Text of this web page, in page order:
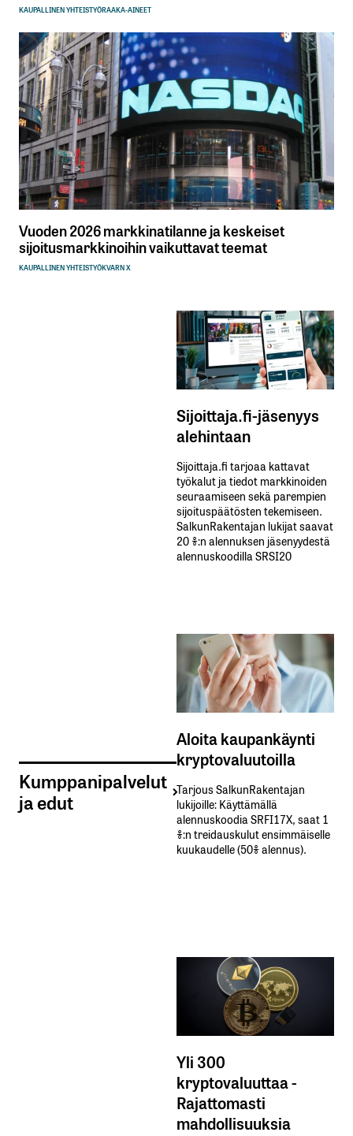
KAUPALLINEN YHTEISTYÖRAAKA-AINEET
Vuoden 2026 markkinatilanne ja keskeiset
sijoitusmarkkinoihin vaikuttavat teemat
KAUPALLINEN YHTEISTYÖKVARN X
Kumppanipalvelut
ja edut
Sijoittaja.fi-jäsenyys
alehintaan
Sijoittaja.fi tarjoaa kattavat
työkalut ja tiedot markkinoiden
seuraamiseen sekä parempien
sijoituspäätösten tekemiseen.
SalkunRakentajan lukijat saavat
20 %:n alennuksen jäsenyydestä
alennuskoodilla SRSI20
Aloita kaupankäynti
kryptovaluutoilla
Tarjous SalkunRakentajan
lukijoille: Käyttämällä​ ​
alennuskoodia​ ​SRFI17X,​ ​saat​ ​1
%:n treidauskulut​ ​ensimmäiselle​ ​
kuukaudelle​ ​(50%​ ​alennus).
Yli 300
kryptovaluuttaa -
Rajattomasti
mahdollisuuksia